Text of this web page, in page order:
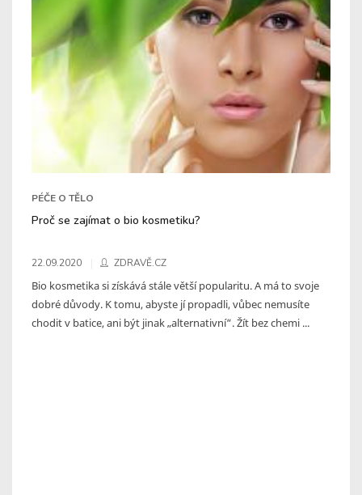
PÉČE O TĚLO
Proč se zajímat o bio kosmetiku?
22.09.2020 ZDRAVĚ.CZ
Bio kosmetika si získává stále větší popularitu. A má to svoje
dobré důvody. K tomu, abyste jí propadli, vůbec nemusíte
chodit v batice, ani být jinak „alternativní“. Žít bez chemi ...